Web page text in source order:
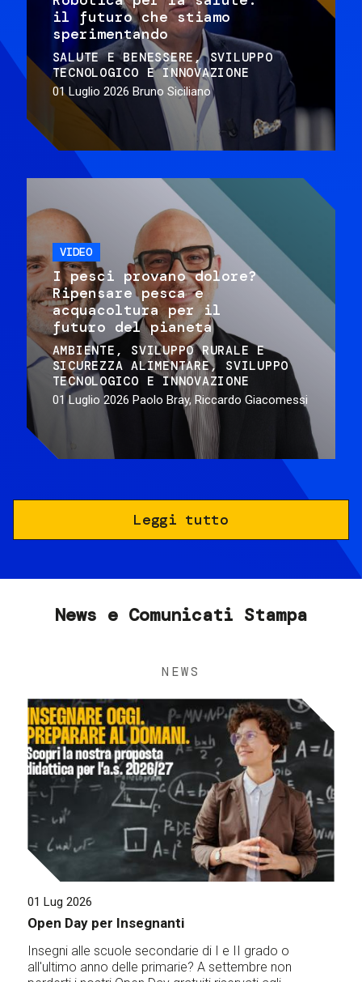
il futuro che stiamo
sperimentando
SALUTE E BENESSERE
SVILUPPO
TECNOLOGICO E INNOVAZIONE
01 Luglio 2026 Bruno Siciliano
VIDEO
I pesci provano dolore?
Ripensare pesca e
acquacoltura per il
futuro del pianeta
AMBIENTE
SVILUPPO RURALE E
SICUREZZA ALIMENTARE
SVILUPPO
TECNOLOGICO E INNOVAZIONE
01 Luglio 2026 Paolo Bray, Riccardo Giacomessi
Leggi tutto
News e Comunicati Stampa
NEWS
01 Lug 2026
Open Day per Insegnanti
Insegni alle scuole secondarie di I e II grado o
all'ultimo anno delle primarie? A settembre non